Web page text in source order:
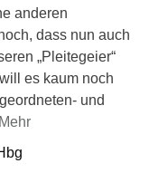
anderen
dass nun auch
„Pleitegeier“
es kaum noch
und
Mehr